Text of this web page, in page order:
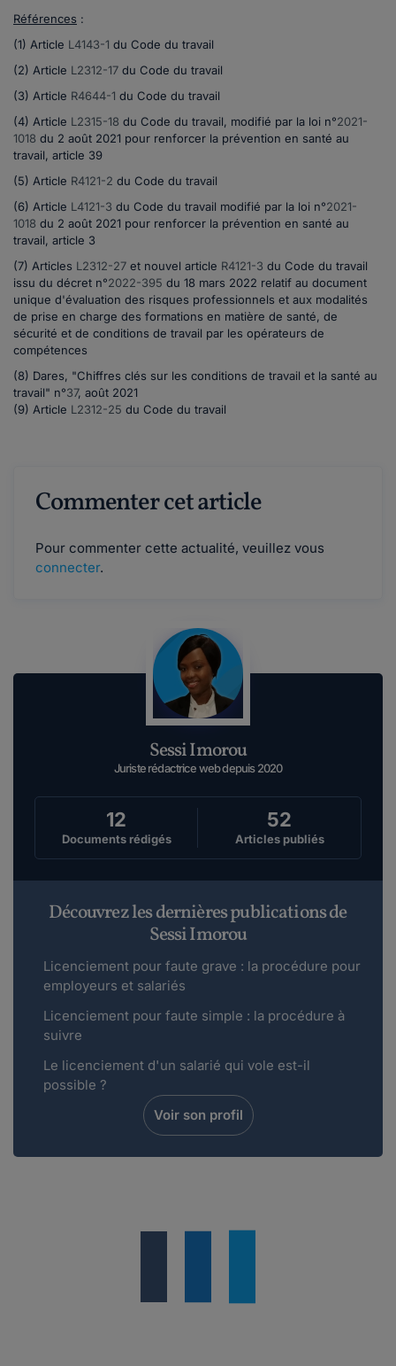
Références :
(1) Article L4143-1 du Code du travail
(2) Article L2312-17 du Code du travail
(3) Article R4644-1 du Code du travail
(4) Article L2315-18 du Code du travail, modifié par la loi n°2021-
1018 du 2 août 2021 pour renforcer la prévention en santé au
travail, article 39
(5) Article R4121-2 du Code du travail
(6) Article L4121-3 du Code du travail modifié par la loi n°2021-
1018 du 2 août 2021 pour renforcer la prévention en santé au
travail, article 3
(7) Articles L2312-27 et nouvel article R4121-3 du Code du travail
issu du décret n°2022-395 du 18 mars 2022 relatif au document
unique d'évaluation des risques professionnels et aux modalités
de prise en charge des formations en matière de santé, de
sécurité et de conditions de travail par les opérateurs de
compétences
(8) Dares, "Chiffres clés sur les conditions de travail et la santé au
travail" n°37, août 2021
(9) Article L2312-25 du Code du travail
Commenter cet article
Pour commenter cette actualité, veuillez vous
connecter.
Sessi Imorou
Juriste rédactrice web depuis 2020
12
Documents rédigés
52
Articles publiés
Découvrez les dernières publications de
Sessi Imorou
Licenciement pour faute grave : la procédure pour
employeurs et salariés
Licenciement pour faute simple : la procédure à
suivre
Le licenciement d'un salarié qui vole est-il
possible ?
Voir son profil